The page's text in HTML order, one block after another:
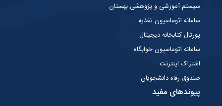
سیستم آموزشی و پژوهشی بهستان
سامانه اتوماسیون تغذیه
پورتال کتابخانه دیجیتال
سامانه اتوماسیون خوابگاه
اشتراک اینترنت
صندوق رفاه دانشجویان
پیوندهای مفید